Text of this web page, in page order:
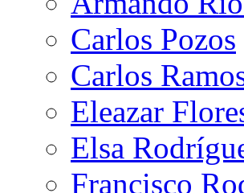
Carlos Pozos
Carlos
Eleazar
Elsa
Francisco